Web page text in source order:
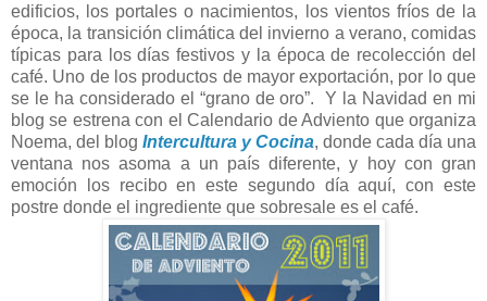
edificios, los portales o nacimientos, los vientos fríos de la
época, la transición climática del invierno a verano, comidas
típicas para los días festivos y la época de recolección del
café. Uno de los productos de mayor exportación, por lo que
se le ha considerado el “grano de oro”. Y la Navidad en mi
blog se estrena con el Calendario de Adviento que organiza
Noema, del blog Intercultura y Cocina, donde cada día una
ventana nos asoma a un país diferente, y hoy con gran
emoción los recibo en este segundo día aquí, con este
postre donde el ingrediente que sobresale es el café.